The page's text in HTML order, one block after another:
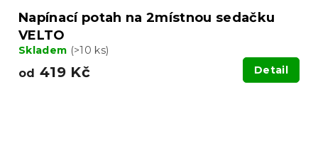
Napínací potah na 2místnou sedačku
VELTO
Skladem (>10 ks)
od 419 Kč Detail